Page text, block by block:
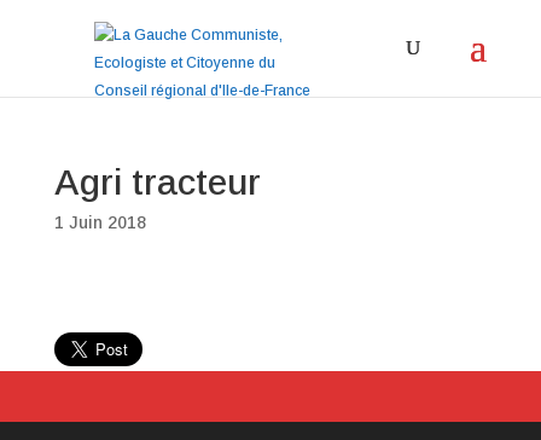
Agri tracteur
1 Juin 2018